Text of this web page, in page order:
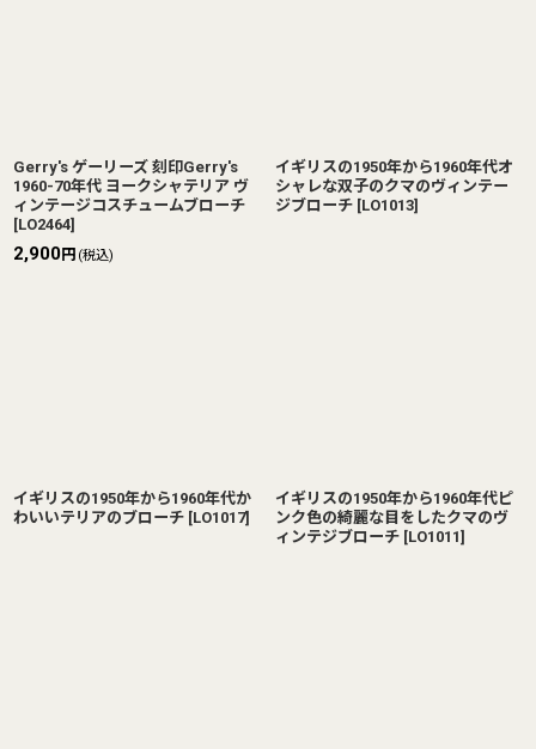
Gerry's ゲーリーズ 刻印Gerry's
1960-70年代 ヨークシャテリア ヴ
ィンテージコスチュームブローチ
[LO2464]
2,900円 (税込)
イギリスの1950年から1960年代オ
シャレな双子のクマのヴィンテー
ジブローチ [LO1013]
イギリスの1950年から1960年代か
わいいテリアのブローチ [LO1017]
イギリスの1950年から1960年代ピ
ンク色の綺麗な目をしたクマのヴ
ィンテジブローチ [LO1011]